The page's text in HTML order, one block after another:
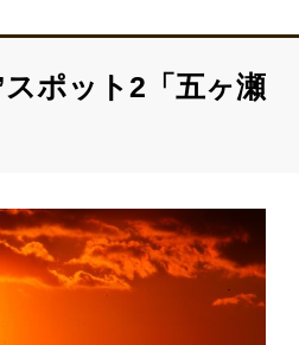
ポット2「五ヶ瀬